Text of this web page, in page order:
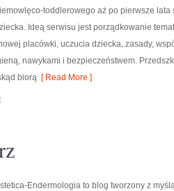
toddlerowego aż po pierwsze lata
Ideą serwisu jest porządkowanie
placówki, uczucia dziecka, zasady,
nawykami i bezpieczeństwem.
biorą [ Read More ]
Endermologia to blog tworzony z